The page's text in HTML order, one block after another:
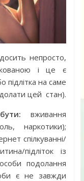
непросто,
і це є
підлітка на саме
цей стан).
вживання
наркотики);
спілкуванні/
підліток із
подолання
є не завжди